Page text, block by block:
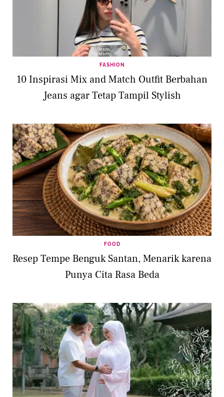
FASHION
10 Inspirasi Mix and Match Outfit Berbahan
Jeans agar Tetap Tampil Stylish
FOOD
Resep Tempe Benguk Santan, Menarik karena
Punya Cita Rasa Beda